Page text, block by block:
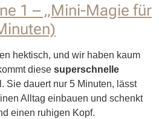
1 – „Mini-Magie für
hektisch, und wir haben kaum
diese superschnelle
Sie dauert nur 5 Minuten, lässt
Alltag einbauen und schenkt
einen ruhigen Kopf.